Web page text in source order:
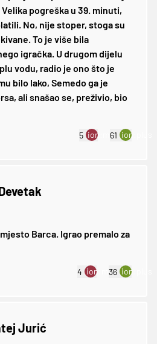
pogreška u 39. minuti,
No, nije stoper, stoga su
To je više bila
igračka. U drugom dijelu
vodu, radio je ono što je
bilo lako, Semedo ga je
ali snašao se, preživio, bio
5 ion:minus
61 ion:plus
Barca. Igrao premalo za
4 ion:minus
36 ion:plus
Jurić